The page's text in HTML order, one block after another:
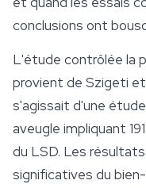
conclusions ont
L'étude contrôlée la
provient de Szigeti et
s'agissait d'une
aveugle impliquant
du LSD. Les
significatives du